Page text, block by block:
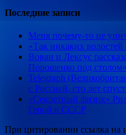
Последние записи
Меня почему-то не
«Так никаких волостей
Вован и Лексус
Порошенко под столом»
Telegraph
с Россией, сто лет
«Секретный физик»
Герой в СССР
При цитировании ссылка на